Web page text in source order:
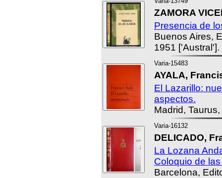
ZAMORA
Presencia de
Buenos Aires,
1951 ['Austral'].
Varia-15483
AYALA,
El Lazarillo:
aspectos.
Madrid,
Varia-16132
DELICADO,
La Lozana
Coloquio de
Barcelona,